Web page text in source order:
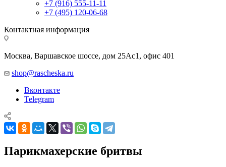
+7 (916) 555-11-11
+7 (495) 120-06-68
Контактная информация
Москва, Варшавское шоссе, дом 25Аc1, офис 401
shop@rascheska.ru
Вконтакте
Telegram
Парикмахерские бритвы